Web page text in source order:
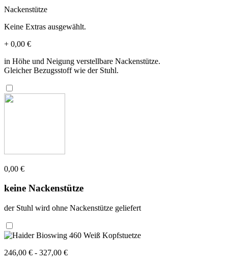
Nackenstütze
Keine Extras ausgewählt.
+ 0,00 €
in Höhe und Neigung verstellbare Nackenstütze.
Gleicher Bezugsstoff wie der Stuhl.
0,00 €
keine Nackenstütze
der Stuhl wird ohne Nackenstütze geliefert
246,00 € - 327,00 €